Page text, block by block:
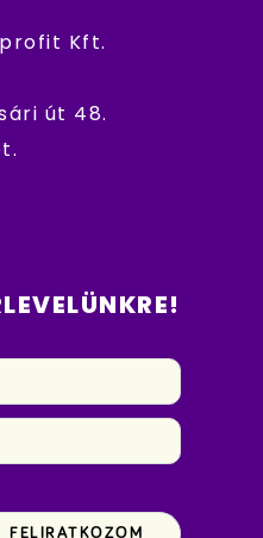
Kft.
út 48.